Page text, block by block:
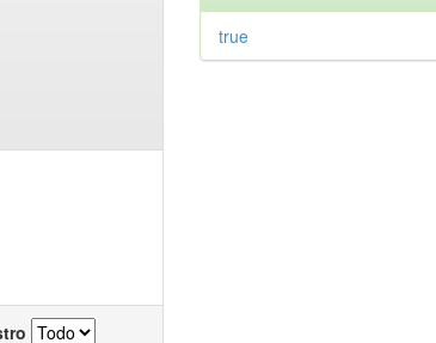
true